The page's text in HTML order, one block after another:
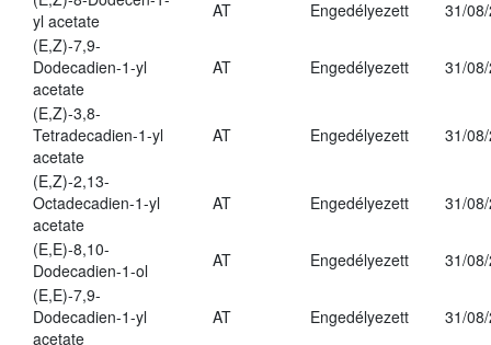
yl acetate
AT Engedélyezett
31/
(E,Z)-7,9-
Dodecadien-1-yl
acetate
AT Engedélyezett 31/
(E,Z)-3,8-
Tetradecadien-1-yl
acetate
AT Engedélyezett 31/
(E,Z)-2,13-
Octadecadien-1-yl
acetate
AT Engedélyezett 31/
(E,E)-8,10-
Dodecadien-1-ol
AT Engedélyezett
31/
(E,E)-7,9-
Dodecadien-1-yl
acetate
AT Engedélyezett 31/